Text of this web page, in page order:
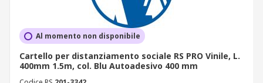
Al momento non disponibile
Cartello per distanziamento sociale RS PRO Vinile, L.
400mm 1.5m, col. Blu Autoadesivo 400 mm